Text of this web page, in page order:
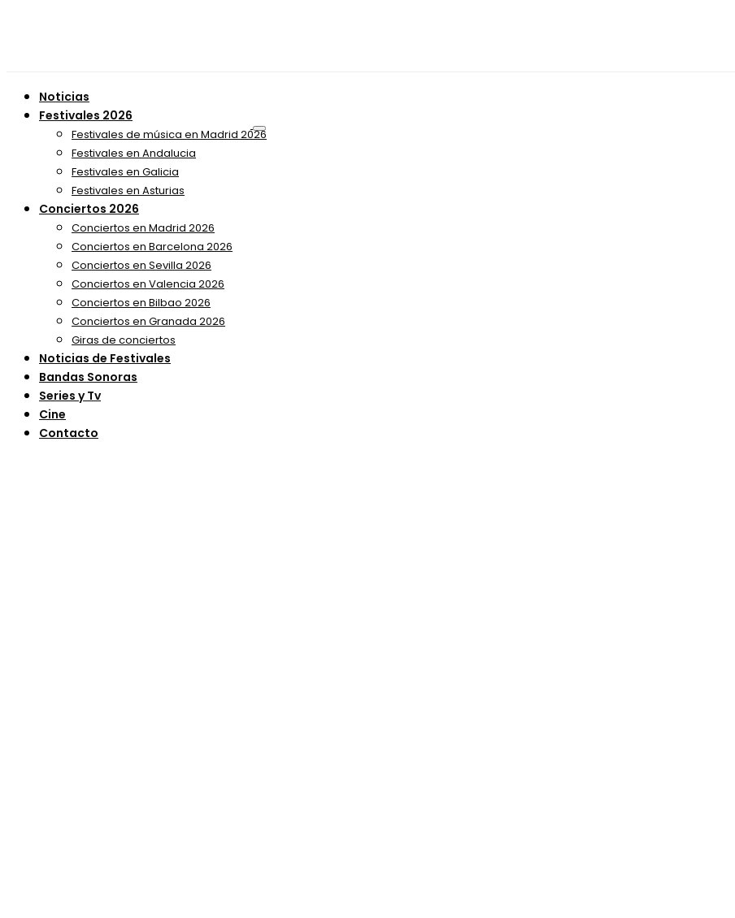
Noticias
Festivales 2026
Festivales de música en Madrid 2026
Festivales en Andalucia
Festivales en Galicia
Festivales en Asturias
Conciertos 2026
Conciertos en Madrid 2026
Conciertos en Barcelona 2026
Conciertos en Sevilla 2026
Conciertos en Valencia 2026
Conciertos en Bilbao 2026
Conciertos en Granada 2026
Giras de conciertos
Noticias de Festivales
Bandas Sonoras
Series y Tv
Cine
Contacto